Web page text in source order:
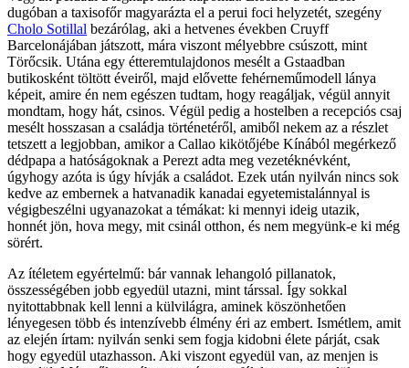
dugóban a taxisofőr magyarázta el a perui foci helyzetét, szegény
Cholo Sotillal bezárólag, aki a hetvenes években Cruyff
Barcelonájában játszott, mára viszont mélyebbre csúszott, mint
Törőcsik. Utána egy étteremtulajdonos mesélt a Gstaadban
butikosként töltött éveiről, majd elővette fehérneműmodell lánya
képeit, amire én nem egészen tudtam, hogy reagáljak, végül annyit
mondtam, hogy hát, csinos. Végül pedig a hostelben a recepciós csaj
mesélt hosszasan a családja történetéről, amiből nekem az a részlet
tetszett a legjobban, amikor a Callao kikötőjébe Kínából megérkező
dédpapa a hatóságoknak a Perezt adta meg vezetéknévként,
úgyhogy azóta is úgy hívják a családot. Ezek után nyilván nincs sok
kedve az embernek a hatvanadik kanadai egyetemistalánnyal is
végigbeszélni ugyanazokat a témákat: ki mennyi ideig utazik,
honnét jön, hova megy, mit csinál otthon, és nem megyünk-e ki még
sörért.
Az ítéletem egyértelmű: bár vannak lehangoló pillanatok,
összességében jobb egyedül utazni, mint társsal. Így sokkal
nyitottabbnak kell lenni a külvilágra, aminek köszönhetően
lényegesen több és intenzívebb élmény éri az embert. Ismétlem, amit
az elején írtam: nyilván senki sem fogja kidobni élete párját, csak
hogy egyedül utazhasson. Aki viszont egyedül van, az menjen is